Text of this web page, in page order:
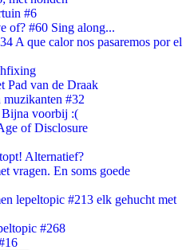
#6
of? #60 Sing along...
A que calor nos pasaremos por el
Pad van de Draak
muzikanten #32
Bijna voorbij :(
of Disclosure
Alternatief?
vragen. En soms goede
lepeltopic #213 elk gehucht met
#268